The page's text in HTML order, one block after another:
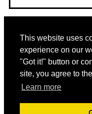
This website uses
experience on our
"Got it!" button or
site, you agree to
Learn more
Disclaimer: As informações
para sua
consequentes
Copyright